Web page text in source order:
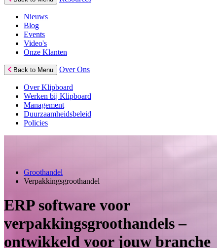
Nieuws
Blog
Events
Video's
Onze Klanten
Back to Menu Over Ons
Over Klipboard
Werken bij Klipboard
Management
Duurzaamheidsbeleid
Policies
Groothandel
Verpakkingsgroothandel
ERP software voor
verpakkingsgroothandels –
ontwikkeld voor jouw branche